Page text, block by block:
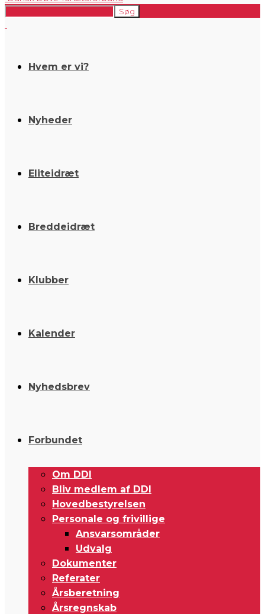
Hvem er vi?
Nyheder
Eliteidræt
Breddeidræt
Klubber
Kalender
Nyhedsbrev
Forbundet
Om DDI
Bliv medlem af DDI
Hovedbestyrelsen
Personale og frivillige
Ansvarsområder
Udvalg
Dokumenter
Referater
Årsberetning
Årsregnskab